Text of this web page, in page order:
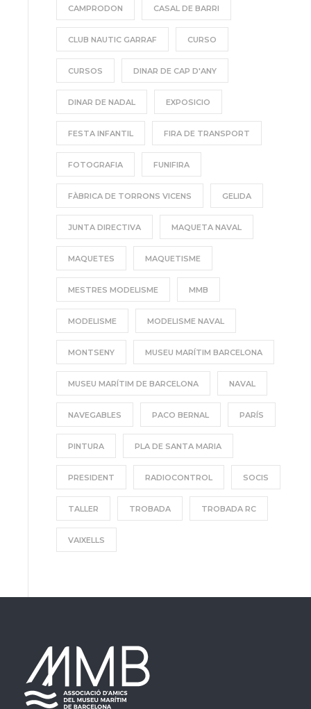
CAMPRODON CASAL DE BARRI
CLUB NAUTIC GARRAF CURSO
CURSOS DINAR DE CAP D'ANY
DINAR DE NADAL EXPOSICIO
FESTA INFANTIL FIRA DE TRANSPORT
FOTOGRAFIA FUNIFIRA
FÀBRICA DE TORRONS VICENS GELIDA
JUNTA DIRECTIVA MAQUETA NAVAL
MAQUETES MAQUETISME
MESTRES MODELISME MMB
MODELISME MODELISME NAVAL
MONTSENY MUSEU MARÍTIM BARCELONA
MUSEU MARÍTIM DE BARCELONA NAVAL
NAVEGABLES PACO BERNAL PARÍS
PINTURA PLA DE SANTA MARIA
PRESIDENT RADIOCONTROL SOCIS
TALLER TROBADA TROBADA RC
VAIXELLS